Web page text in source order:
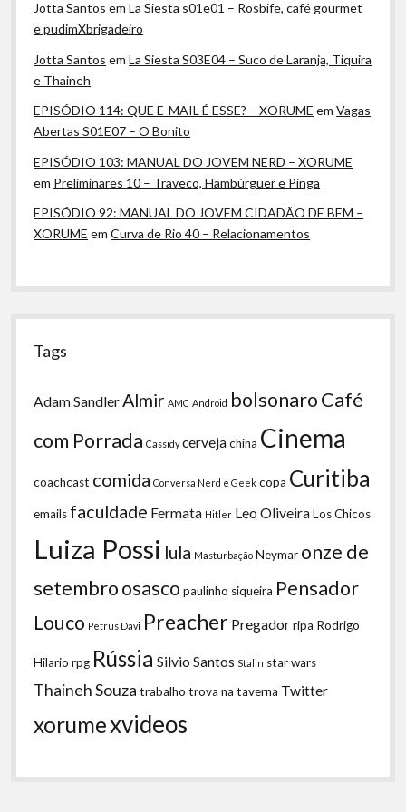
Jotta Santos emLa Siesta s01e01 – Rosbife, café gourmet
e pudimXbrigadeiro
Jotta Santos emLa Siesta S03E04 – Suco de Laranja, Tiquira
e Thaineh
EPISÓDIO 114: QUE E-MAIL É ESSE? – XORUME emVagas
Abertas S01E07 – O Bonito
EPISÓDIO 103: MANUAL DO JOVEM NERD – XORUME
em Preliminares 10 – Traveco, Hambúrguer e Pinga
EPISÓDIO 92: MANUAL DO JOVEM CIDADÃO DE BEM –
XORUME emCurva de Rio 40 – Relacionamentos
Tags
Adam Sandler Almir AMC Android bolsonaroCafé
com Porrada Cassidy cervejachina Cinema
coachcast comida Conversa Nerd e Geek copa Curitiba
emails faculdade Fermata Hitler Leo OliveiraLos Chicos
Luiza Possi lula Masturbação Neymar onze de
setembroosasco paulinho siqueira Pensador
Louco Petrus Davi Preacher Pregadorripa Rodrigo
Hilario rpg Rússia Silvio Santos Stalin star wars
Thaineh Souza trabalho trova na taverna Twitter
xorumexvideos